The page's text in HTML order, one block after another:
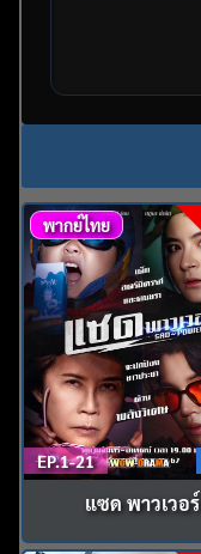
พากย์ไทย
EP.1-21
แซด พาวเวอร์